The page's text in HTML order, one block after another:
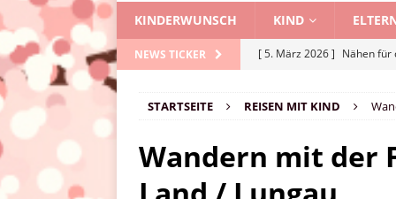
KINDERWUNSCH KIND
NEWS TICKER [ 5. März 2026 ] Nähen für
[ 13. August 2025 ]
[ 1. Mai 2025 ]
Wie kann
STARTSEITE REISEN MIT KIND
Wandern mit der